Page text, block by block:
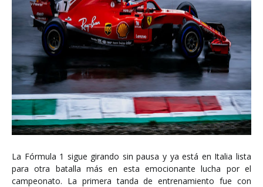
La Fórmula 1 sigue girando sin pausa y ya está en Italia lista
para otra batalla más en esta emocionante lucha por el
campeonato. La primera tanda de entrenamiento fue con